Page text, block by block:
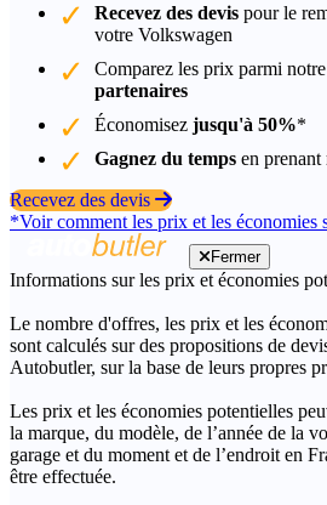
Recevez des devis pour le
votre Volkswagen
Comparez les prix parmi notre
partenaires
Économisez jusqu'à 50%*
Gagnez du temps en
Recevez des devis
*Voir comment les prix et les économies
Fermer
Informations sur les prix et économies
Le nombre d'offres, les prix et les
sont calculés sur des propositions de
Autobutler, sur la base de leurs propres
Les prix et les économies potentielles
la marque, du modèle, de l’année de la
garage et du moment et de l’endroit en
être effectuée.